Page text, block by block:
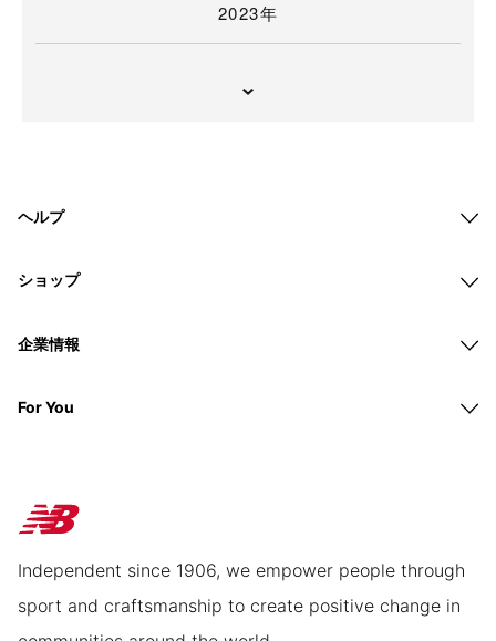
2023年
ヘルプ
ショップ
企業情報
For You
Independent since 1906, we empower people through
sport and craftsmanship to create positive change in